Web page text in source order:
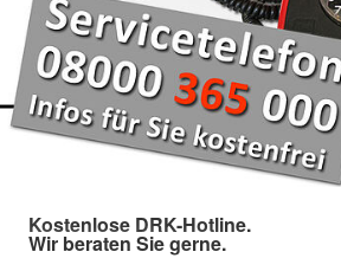
Kostenlose DRK-Hotline.
Wir beraten Sie gerne.